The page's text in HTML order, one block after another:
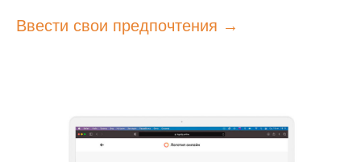
Ввести свои предпочтения